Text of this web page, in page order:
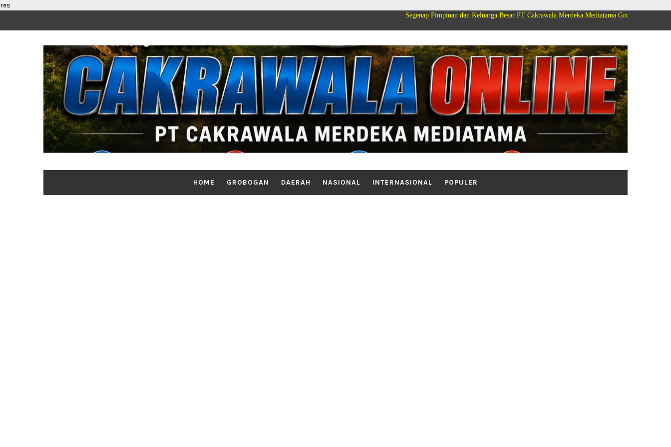
res
Segenap Pimpinan dan Keluarga Besar PT Cakrawala Merdeka Mediatama Group Mengucapkan Selamat
HOME GROBOGAN DAERAH NASIONAL INTERNASIONAL POPULER